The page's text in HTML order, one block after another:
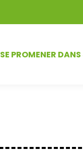
SE PROMENER